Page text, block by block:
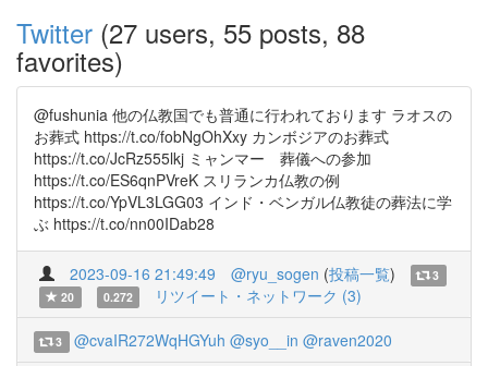
Twitter (27 users, 55 posts, 88
favorites)
@fushunia 他の仏教国でも普通に行われております ラオスの
お葬式 https://t.co/fobNgOhXxy カンボジアのお葬式
https://t.co/JcRz555lkj ミャンマー 葬儀への参加
https://t.co/ES6qnPVreK スリランカ仏教の例
https://t.co/YpVL3LGG03 インド・ベンガル仏教徒の葬法に学
ぶ https://t.co/nn00IDab28
2023-09-16 21:49:49 @ryu_sogen (投稿一覧)
3
20
0.272 リツイート・ネットワーク (3)
3 @cvaIR272WqHGYuh @syo__in @raven2020